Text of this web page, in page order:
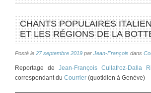
CHANTS POPULAIRES
ET LES RÉGIONS DE LA
Posté le 27 septembre 2019 par Jean-François dans
Reportage de Jean-François Cullafroz-Dalla
correspondant du Courrier (quotidien à Genève)